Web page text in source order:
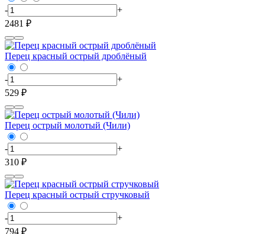
-
+
2481 ₽
Перец красный острый дроблёный
-
+
529 ₽
Перец острый молотый (Чили)
-
+
310 ₽
Перец красный острый стручковый
-
+
794 ₽